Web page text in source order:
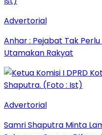
Advertorial
Anhar : Pejabat Tak
Utamakan Rakyat
Advertorial
Samri Shaputra Minta